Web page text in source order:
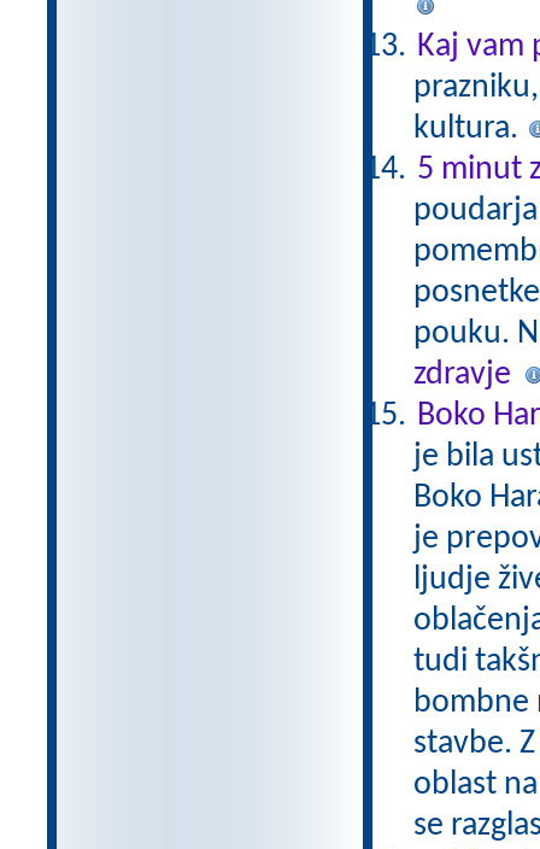
Kaj vam
kultura.
5 minut
pouku.
zdravje
Boko
je bila
Boko
je
ljudje
tudi
bombne
stavbe.
oblast
se